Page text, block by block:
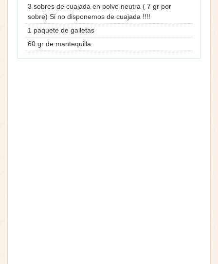
3 sobres de cuajada en polvo neutra ( 7 gr por
sobre) Si no disponemos de cuajada !!!!
1 paquete de galletas
60 gr de mantequilla